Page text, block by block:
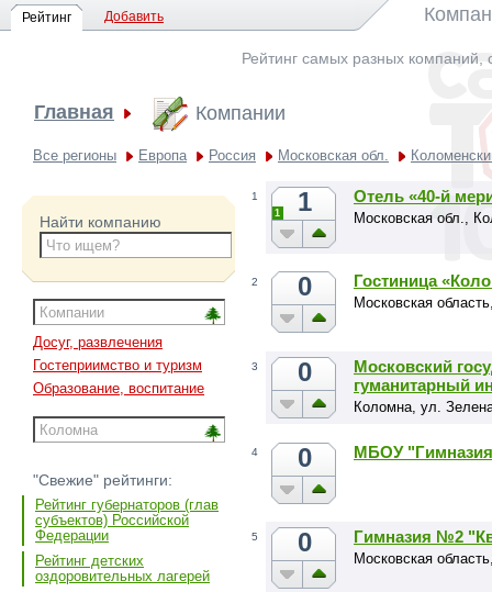
Рейтинг Добавить
Рейтинг самых разных компаний,
Главная Компании
Все регионы Европа Россия Московская обл.
Найти компанию
Досуг, развлечения
Гостеприимство и туризм
Образование, воспитание
"Свежие" рейтинги:
Рейтинг губернаторов (глав
субъектов) Российской
Федерации
Рейтинг детских
оздоровительных лагерей
1 1
1
Отель «40-й
Московская обл.,
2 0 Гостиница
Московская
3 0
Московский
гуманитарный
Коломна, ул.
4 0 МБОУ
5 0 Гимназия №2
Московская